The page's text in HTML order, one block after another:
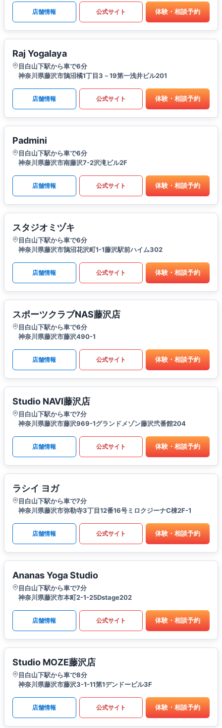
店舗情報 公式サイト 体験・相談予約
Raj Yogalaya
目白山下駅から車で6分
神奈川県藤沢市鵠沼橘1丁目3－19第一浅井ビル201
店舗情報 公式サイト 体験・相談予約
Padmini
目白山下駅から車で6分
神奈川県藤沢市南藤沢7-2沢滝ビル2F
店舗情報 公式サイト 体験・相談予約
スタジオミヅキ
目白山下駅から車で6分
神奈川県藤沢市鵠沼花沢町1-1藤沢駅前ハイム302
店舗情報 公式サイト 体験・相談予約
スポーツクラブNAS藤沢店
目白山下駅から車で6分
神奈川県藤沢市藤沢490-1
店舗情報 公式サイト 体験・相談予約
Studio NAVI藤沢店
目白山下駅から車で7分
神奈川県藤沢市藤沢969-1グランドメゾン藤沢弐番館204
店舗情報 公式サイト 体験・相談予約
ラシイ ヨガ
目白山下駅から車で7分
神奈川県藤沢市弥勒寺3丁目12番16号ミロクジーナC棟2F-1
店舗情報 公式サイト 体験・相談予約
Ananas Yoga Studio
目白山下駅から車で7分
神奈川県藤沢市本町2-1-25Dstage202
店舗情報 公式サイト 体験・相談予約
Studio MOZE藤沢店
目白山下駅から車で8分
神奈川県藤沢市藤沢3-1-11第1デンドービル3F
店舗情報 公式サイト 体験・相談予約